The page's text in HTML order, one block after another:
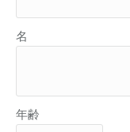
名
年齢